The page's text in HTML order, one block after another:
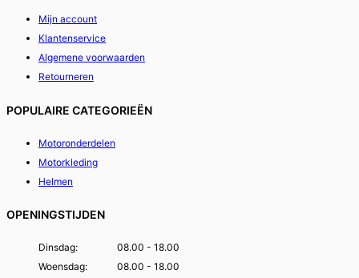
Mijn account
Klantenservice
Algemene voorwaarden
Retourneren
POPULAIRE CATEGORIEËN
Motoronderdelen
Motorkleding
Helmen
OPENINGSTIJDEN
Dinsdag:
08.00 - 18.00
Woensdag:
08.00 - 18.00